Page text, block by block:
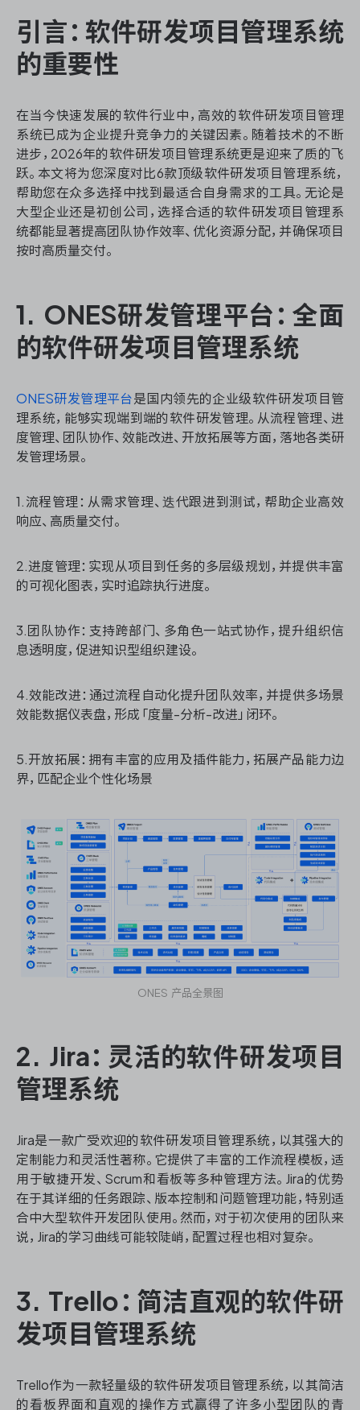
IPD 研发管理
ONES 资讯
引言：软件研发项目管理系统
的重要性
在当今快速发展的软件行业中，高效的软件研发项目管理
系统已成为企业提升竞争力的关键因素。随着技术的不断
进步，2026年的软件研发项目管理系统更是迎来了质的飞
跃。本文将为您深度对比6款顶级软件研发项目管理系统，
帮助您在众多选择中找到最适合自身需求的工具。无论是
大型企业还是初创公司，选择合适的软件研发项目管理系
统都能显著提高团队协作效率、优化资源分配，并确保项目
按时高质量交付。
1. ONES研发管理平台：全面
的软件研发项目管理系统
ONES研发管理平台是国内领先的企业级软件研发项目管
理系统，能够实现端到端的软件研发管理。从流程管理、进
度管理、团队协作、效能改进、开放拓展等方面，落地各类研
发管理场景。
1.流程管理：从需求管理、迭代跟进到测试，帮助企业高效
响应、高质量交付。
2.进度管理：实现从项目到任务的多层级规划，并提供丰富
的可视化图表，实时追踪执行进度。
3.团队协作：支持跨部门、多角色一站式协作，提升组织信
息透明度，促进知识型组织建设。
4.效能改进：通过流程自动化提升团队效率，并提供多场景
效能数据仪表盘，形成「度量-分析-改进」闭环。
5.开放拓展：拥有丰富的应用及插件能力，拓展产品能力边
界，匹配企业个性化场景
ONES 产品全景图
2. Jira：灵活的软件研发项目
管理系统
Jira是一款广受欢迎的软件研发项目管理系统，以其强大的
定制能力和灵活性著称。它提供了丰富的工作流程模板，适
用于敏捷开发、Scrum和看板等多种管理方法。Jira的优势
在于其详细的任务跟踪、版本控制和问题管理功能，特别适
合中大型软件开发团队使用。然而，对于初次使用的团队来
说，Jira的学习曲线可能较陡峭，配置过程也相对复杂。
3. Trello：简洁直观的软件研
发项目管理系统
Trello作为一款轻量级的软件研发项目管理系统，以其简洁
的看板界面和直观的操作方式赢得了许多小型团队的青